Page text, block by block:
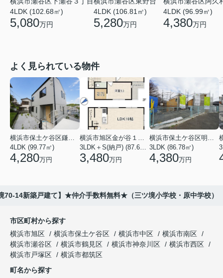
4LDK (102.68㎡)
5,080万円
4LDK (106.81㎡)
5,280万円
4LDK (96.99㎡)
4,380万円
よく見られている物件
4LDK (99.77㎡)
4,280万円 3,480万円
3LDK (86.78㎡)
4,380万円
70-14新築戸建て】★仲介手数料無料★（三ツ境小学校・原中学校）
市区町村から探す
横浜市旭区
横浜市保土ケ谷区 横浜市中区
横浜市南区
横浜市瀬谷区
横浜市鶴見区 横浜市神奈川区
横浜市西区
横浜市戸塚区
横浜市都筑区
町名から探す